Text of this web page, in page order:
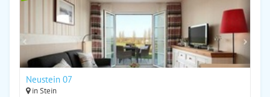
Neustein 07
in Stein